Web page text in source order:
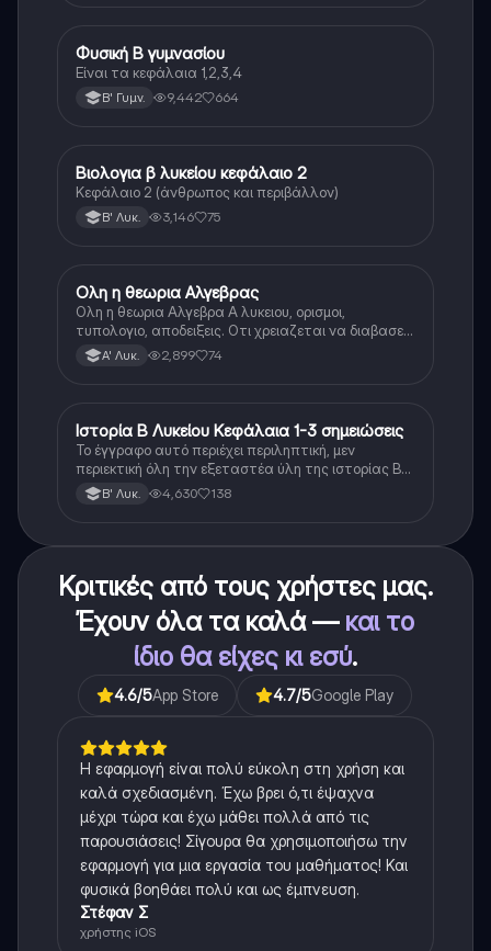
Φυσική
Φυσική Β γυμνασίου
Είναι τα κεφάλαια 1,2,3,4
Β' Γυμν. 9,442 664
Βιολογία
Βιολογια β λυκείου κεφάλαιο 2
Κεφάλαιο 2 (άνθρωπος και περιβάλλον)
Β' Λυκ. 3,146 75
Μαθηματικά
Ολη η θεωρια Αλγεβρας
Ολη η θεωρια Αλγεβρα Α λυκειου, ορισμοι,
τυπολογιο, αποδειξεις. Οτι χρειαζεται να διαβασεις
για το θεωρητικο κομματι της αλγεβρας.
Α' Λυκ. 2,899 74
Ιστορία
Ιστορία Β Λυκείου Κεφάλαια 1-3 σημειώσεις
Το έγγραφο αυτό περιέχει περιληπτική, μεν
περιεκτική όλη την εξεταστέα ύλη της ιστορίας Β
λυκείου για τα πρώτα 3 Κεφάλαια, δηλαδή την
μισή ύλη. Το έγγραφο έχει γραφτεί με προσοχή και
Β' Λυκ. 4,630 138
Κριτικές από τους χρήστες μας.
Έχουν όλα τα καλά — και το
ίδιο θα είχες κι εσύ.
4.6/5App Store 4.7/5Google Play
Η εφαρμογή είναι πολύ εύκολη στη χρήση και
καλά σχεδιασμένη. Έχω βρει ό,τι έψαχνα
μέχρι τώρα και έχω μάθει πολλά από τις
παρουσιάσεις! Σίγουρα θα χρησιμοποιήσω την
εφαρμογή για μια εργασία του μαθήματος! Και
φυσικά βοηθάει πολύ και ως έμπνευση.
Στέφαν Σ
χρήστης iOS